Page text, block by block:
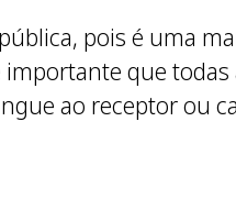
pois é uma
que
ao receptor ou